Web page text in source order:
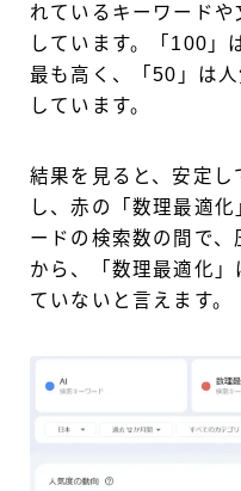
れているキーワード
しています。「100」
最も高く、「50」は
しています。
結果を見ると、安定
し、赤の「数理最適
ードの検索数の間で、
から、「数理最適化
ていないと言えます。